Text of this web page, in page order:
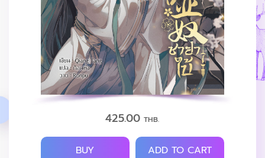
425.00THB.
BUY ADD TO CART